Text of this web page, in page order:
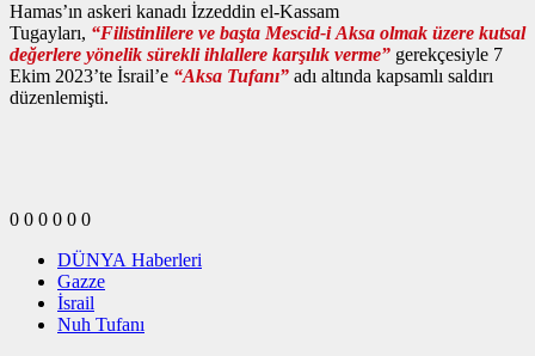
Hamas’ın askeri kanadı İzzeddin el-Kassam
Tugayları, “Filistinlilere ve başta Mescid-i Aksa olmak üzere kutsal
değerlere yönelik sürekli ihlallere karşılık verme” gerekçesiyle 7
Ekim 2023’te İsrail’e “Aksa Tufanı” adı altında kapsamlı saldırı
düzenlemişti.
0 0 0 0 0 0
DÜNYA Haberleri
Gazze
İsrail
Nuh Tufanı